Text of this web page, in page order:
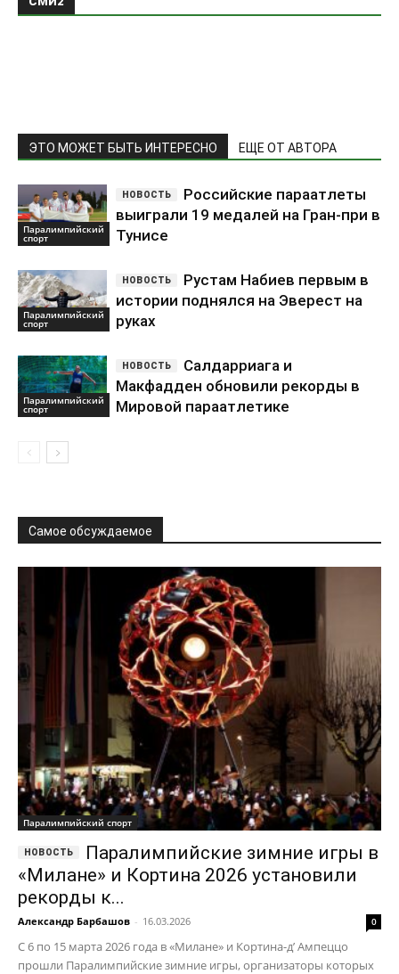
ЭТО МОЖЕТ БЫТЬ ИНТЕРЕСНО ЕЩЕ ОТ АВТОРА
Паралимпийский
спорт
Российские параатлеты
выиграли 19 медалей на Гран-при в
Тунисе
Паралимпийский
спорт
Рустам Набиев первым в
истории поднялся на Эверест на
руках
Паралимпийский
спорт
Салдарриага и
Макфадден обновили рекорды в
Мировой параатлетике
Самое обсуждаемое
Паралимпийский спорт
Паралимпийские зимние игры в
«Милане» и Кортина 2026 установили
рекорды к...
Александр Барбашов - 16.03.2026 0
С 6 по 15 марта 2026 года в «Милане» и Кортина-д’ Ампеццо
прошли Паралимпийские зимние игры, организаторы которых